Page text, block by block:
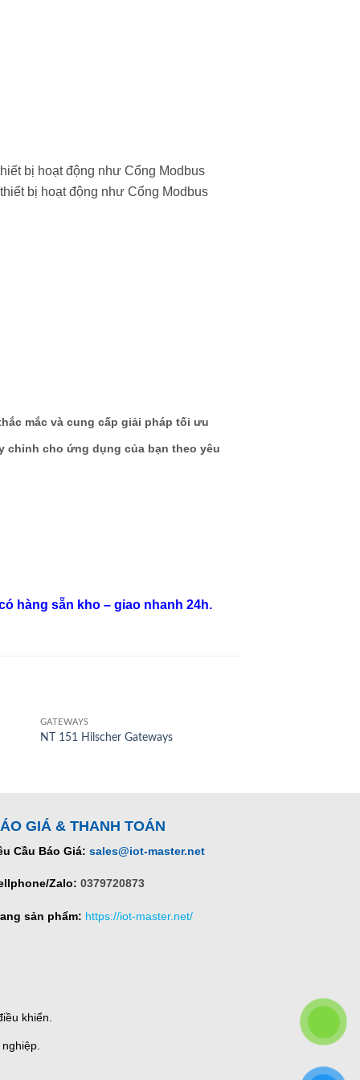
bị hoạt động như Cổng Modbus
bị hoạt động như Cổng Modbus
mắc và cung cấp giải pháp tối ưu
chỉnh cho ứng dụng của bạn theo yêu
hàng sẵn kho – giao nhanh 24h.
GATEWAYS
NT 151 Hilscher Gateways
GIÁ & THANH TOÁN
Cầu Báo Giá: sales@iot-master.net
Zalo: 0379720873
sản phẩm: https://iot-master.net/
khiển.